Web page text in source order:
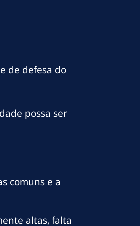
de defesa do
possa ser
comuns e a
altas, falta